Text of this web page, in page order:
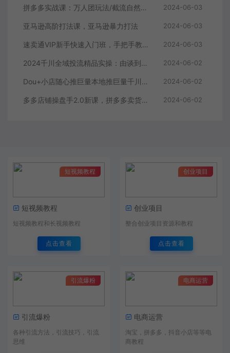
拼多多实战课：万人团玩法/截流自然流/最新强付费打法/最新原价卡大促.. 2024-06-03
亚马逊高阶打法课，亚马逊暴力打法 2024-06-03
速卖通VIP新手快速入门班，手把手教你在速卖通快速开店 2024-06-03
2024千川全域投流精品实操：由谈到深一步一步讲解，教你直播带货-15节 2024-06-02
Dou+小店随心推巨量本地推巨量千川投放课从基础到进阶实操投放课 2024-06-02
多多店铺操盘手2.0新课，拼多多卖货的底层逻辑，打造爆款的3个周期 2024-06-02
短视频教程
短视频教程
短视频教程和长视频教程
点击查看
创业项目
创业项目
整合创业项目资源和教程
点击查看
引流爆粉
引流爆粉
各种引流方法，引流技巧，引流
思维
电商运营
电商运营
淘宝，拼多多，抖音小店等等电
商教程